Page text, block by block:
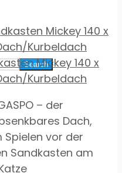
SearchMickey 140 x
Kurbeldach
– der
Dach,
Spielen vor der
Sandkasten am